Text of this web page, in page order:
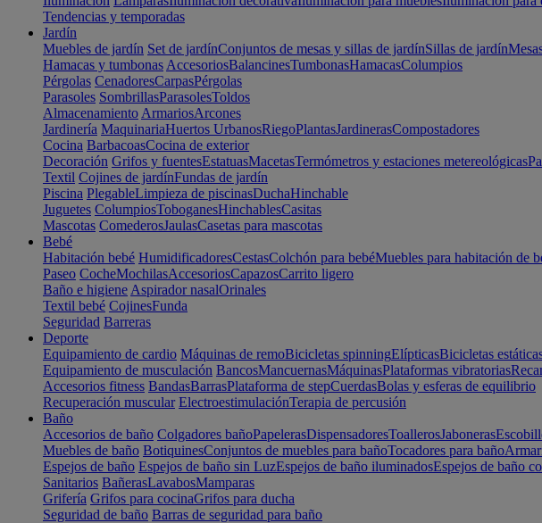
Tendencias y temporadas
Jardín
Muebles de jardín Set de jardínConjuntos de mesas y sillas de jardínSillas de jardín
Hamacas y tumbonas AccesoriosBalancinesTumbonasHamacasColumpios
Pérgolas CenadoresCarpasPérgolas
Parasoles SombrillasParasolesToldos
Almacenamiento ArmariosArcones
Jardinería MaquinariaHuertos UrbanosRiegoPlantasJardinerasCompostadores
Cocina BarbacoasCocina de exterior
Decoración Grifos y fuentesEstatuasMacetasTermómetros y estaciones metereológicas
Textil Cojines de jardínFundas de jardín
Piscina PlegableLimpieza de piscinasDuchaHinchable
Juguetes ColumpiosToboganesHinchablesCasitas
Mascotas ComederosJaulasCasetas para mascotas
Bebé
Habitación bebé HumidificadoresCestasColchón para bebéMuebles para habitación de
Paseo CocheMochilasAccesoriosCapazosCarrito ligero
Baño e higiene Aspirador nasalOrinales
Textil bebé CojinesFunda
Seguridad Barreras
Deporte
Equipamiento de cardio Máquinas de remoBicicletas spinningElípticasBicicletas
Equipamiento de musculación BancosMancuernasMáquinasPlataformas vibratorias
Accesorios fitness BandasBarrasPlataforma de stepCuerdasBolas y esferas de equilibrio
Recuperación muscular ElectroestimulaciónTerapia de percusión
Baño
Accesorios de baño Colgadores bañoPapelerasDispensadoresToallerosJaboneras
Muebles de baño BotiquinesConjuntos de muebles para bañoTocadores para baño
Espejos de baño Espejos de baño sin LuzEspejos de baño iluminadosEspejos de baño
Sanitarios BañerasLavabosMamparas
Grifería Grifos para cocinaGrifos para ducha
Seguridad de baño Barras de seguridad para baño